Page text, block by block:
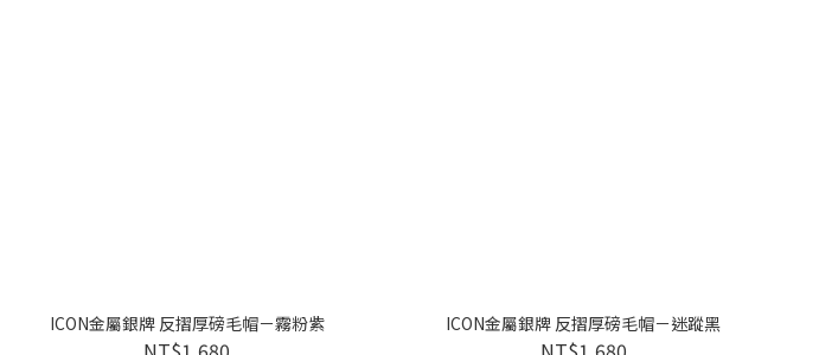
ICON金屬銀牌 反摺厚磅毛帽－霧粉紫 ICON金屬銀牌 反摺厚磅毛帽－迷蹤黑